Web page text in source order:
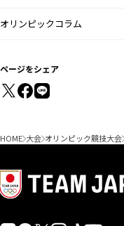
オリンピックコラム
ページをシェア
HOME 大会 オリンピック競技大会